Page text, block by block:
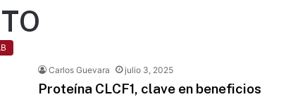
Carlos Guevara julio 3, 2025
Proteína CLCF1, clave en beneficios